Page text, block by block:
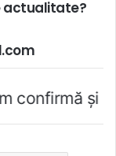
actualitate?
şi CEDO